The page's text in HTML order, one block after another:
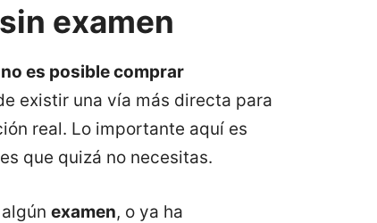
examen
no es posible comprar
existir una vía más directa para
real. Lo importante aquí es
que quizá no necesitas.
algún examen, o ya ha